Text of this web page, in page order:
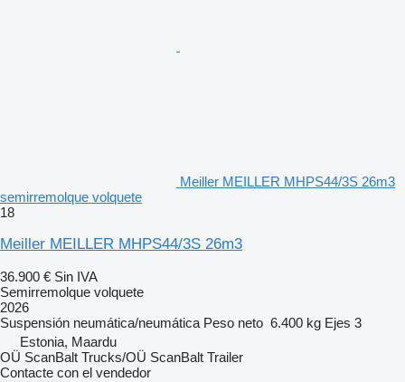
Meiller MEILLER MHPS44/3S 26m3
semirremolque volquete
18
Meiller MEILLER MHPS44/3S 26m3
36.900 € Sin IVA
Semirremolque volquete
2026
Suspensión neumática/neumática Peso neto 6.400 kg Ejes 3
Estonia, Maardu
OÜ ScanBalt Trucks/OÜ ScanBalt Trailer
Contacte con el vendedor